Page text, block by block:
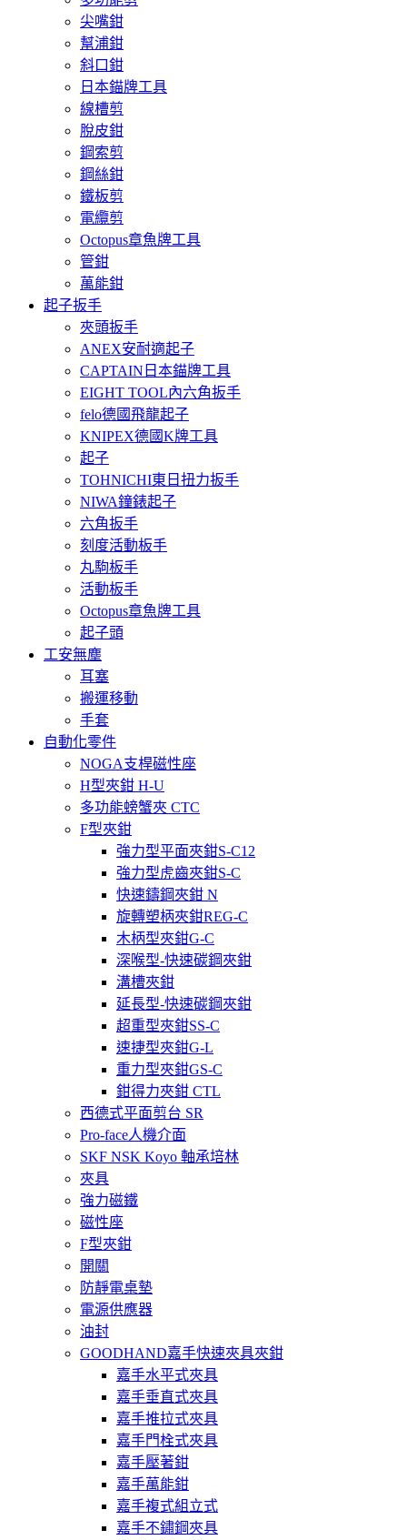
尖嘴鉗
幫浦鉗
斜口鉗
日本錨牌工具
線槽剪
脫皮鉗
鋼索剪
鋼絲鉗
鐵板剪
電纜剪
Octopus章魚牌工具
管鉗
萬能鉗
起子扳手
夾頭扳手
ANEX安耐適起子
CAPTAIN日本錨牌工具
EIGHT TOOL內六角扳手
felo德國飛龍起子
KNIPEX德國K牌工具
起子
TOHNICHI東日扭力扳手
NIWA鐘錶起子
六角扳手
刻度活動板手
丸駒板手
活動板手
Octopus章魚牌工具
起子頭
工安無塵
耳塞
搬運移動
手套
自動化零件
NOGA支桿磁性座
H型夾鉗 H-U
多功能螃蟹夾 CTC
F型夾鉗
強力型平面夾鉗S-C12
強力型虎齒夾鉗S-C
快速鑄鋼夾鉗 N
旋轉塑柄夾鉗REG-C
木柄型夾鉗G-C
深喉型-快速碳鋼夾鉗
溝槽夾鉗
延長型-快速碳鋼夾鉗
超重型夾鉗SS-C
速捷型夾鉗G-L
重力型夾鉗GS-C
鉗得力夾鉗 CTL
西德式平面剪台 SR
Pro-face人機介面
SKF NSK Koyo 軸承培林
夾具
強力磁鐵
磁性座
F型夾鉗
開關
防靜電桌墊
電源供應器
油封
GOODHAND嘉手快速夾具夾鉗
嘉手水平式夾具
嘉手垂直式夾具
嘉手推拉式夾具
嘉手門栓式夾具
嘉手壓著鉗
嘉手萬能鉗
嘉手複式組立式
嘉手不鏽鋼夾具